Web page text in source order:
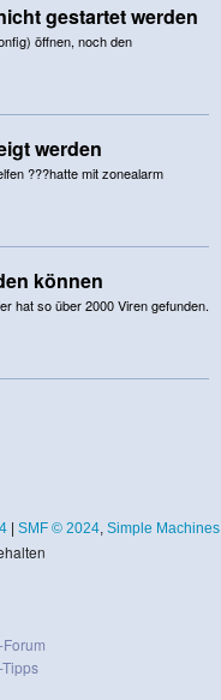
gestartet werden
öffnen, noch den
werden
???hatte mit zonealarm
können
hat so über 2000 Viren gefunden.
| SMF © 2024, Simple Machines